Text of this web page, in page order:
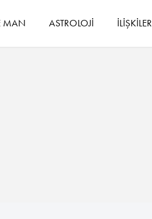
MAN ASTROLOJİ İLİŞKİLER